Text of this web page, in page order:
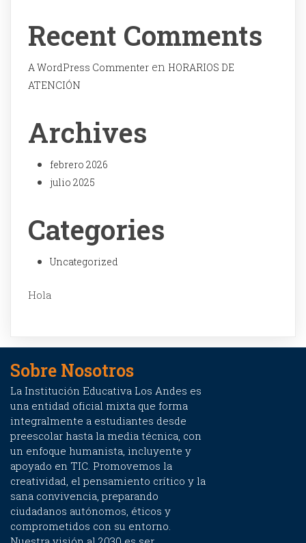
Recent Comments
A WordPress Commenter en HORARIOS DE
ATENCIÓN
Archives
febrero 2026
julio 2025
Categories
Uncategorized
Hola
Sobre Nosotros
La Institución Educativa Los Andes es
una entidad oficial mixta que forma
integralmente a estudiantes desde
preescolar hasta la media técnica, con
un enfoque humanista, incluyente y
apoyado en TIC. Promovemos la
creatividad, el pensamiento crítico y la
sana convivencia, preparando
ciudadanos autónomos, éticos y
comprometidos con su entorno.